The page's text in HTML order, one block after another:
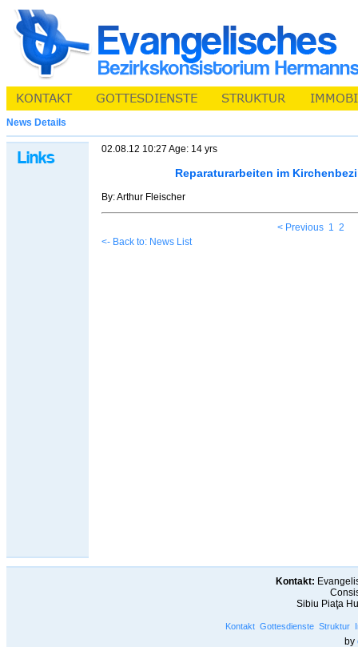
News Details
02.08.12 10:27 Age: 14 yrs
Reparaturarbeiten im
By: Arthur Fleischer
< Previous 1 2
<- Back to: News List
Kontakt:
Sibiu Piaţa
Kontakt Gottesdienste Struktur
by